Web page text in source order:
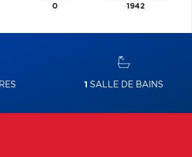
0
1942
1 SALLE DE BAINS